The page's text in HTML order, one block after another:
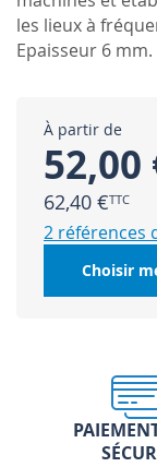
les lieux à
Epaisseur 6
À partir de
52,00
62,40 €
2 références
Choisir